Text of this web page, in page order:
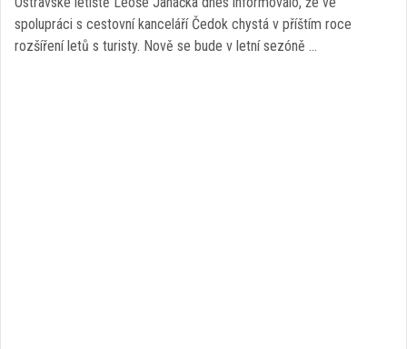
spolupráci s cestovní kanceláří Čedok chystá v příštím roce
rozšíření letů s turisty. Nově se bude v letní sezóně …